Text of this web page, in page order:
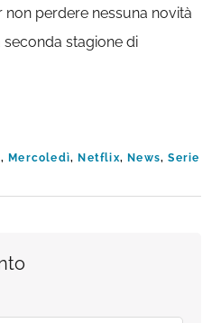
perdere nessuna novità
stagione di
, Mercoledì, Netflix, News,Serie